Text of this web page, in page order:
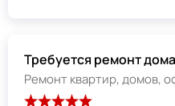
Требуется ремонт
Ремонт квартир, домов,